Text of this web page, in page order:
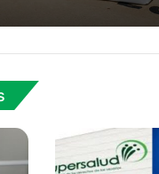
en producción de